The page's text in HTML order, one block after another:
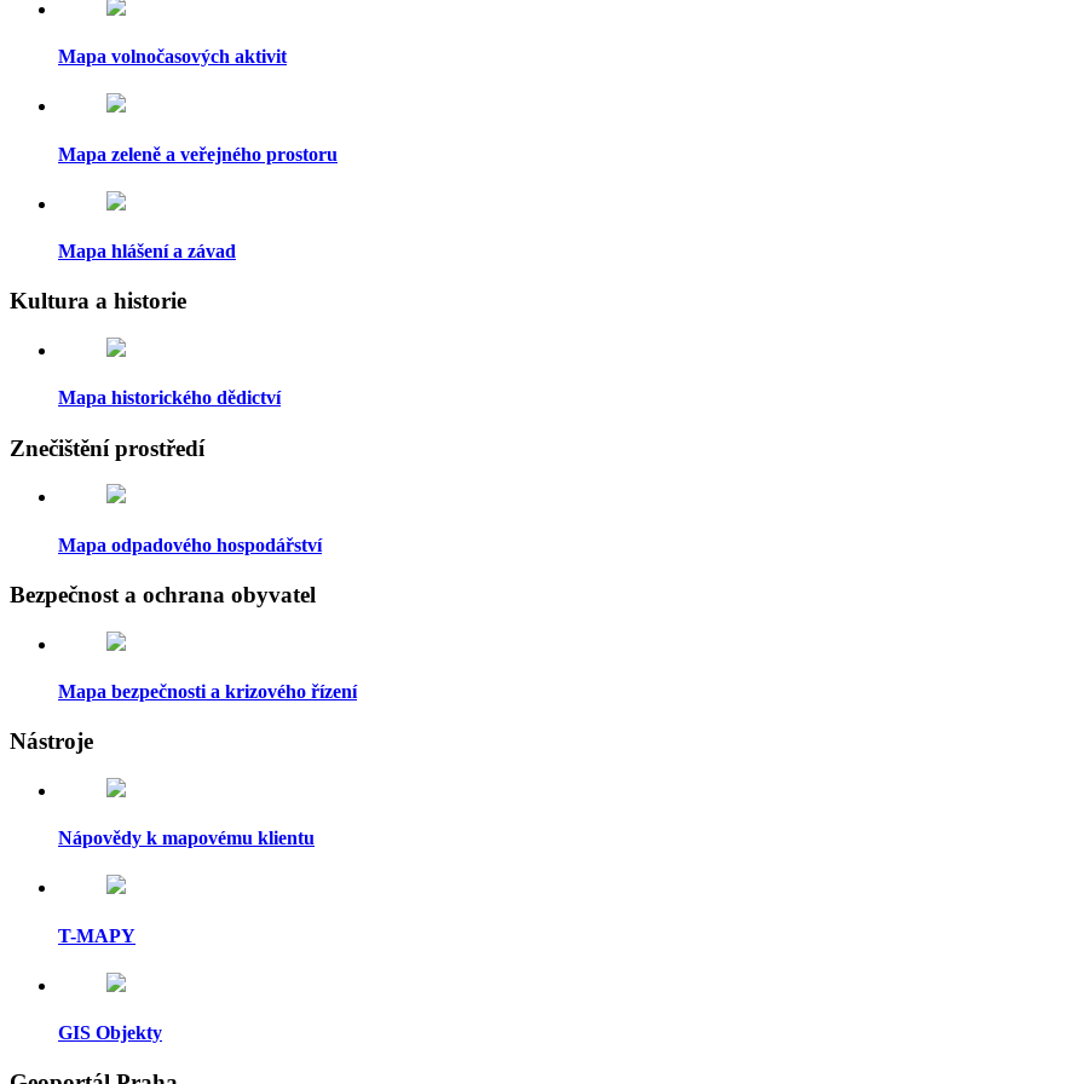
Mapa volnočasových aktivit
Mapa zeleně a veřejného prostoru
Mapa hlášení a závad
Kultura a historie
Mapa historického dědictví
Znečištění prostředí
Mapa odpadového hospodářství
Bezpečnost a ochrana obyvatel
Mapa bezpečnosti a krizového řízení
Nástroje
Nápovědy k mapovému klientu
T-MAPY
GIS Objekty